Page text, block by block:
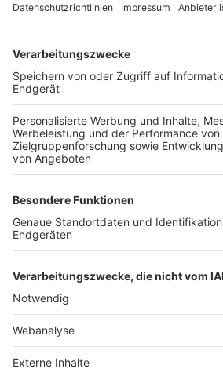
TOP-VEREINE
TOP-PARTNER
Nutzungsbedingungen Datenschutz